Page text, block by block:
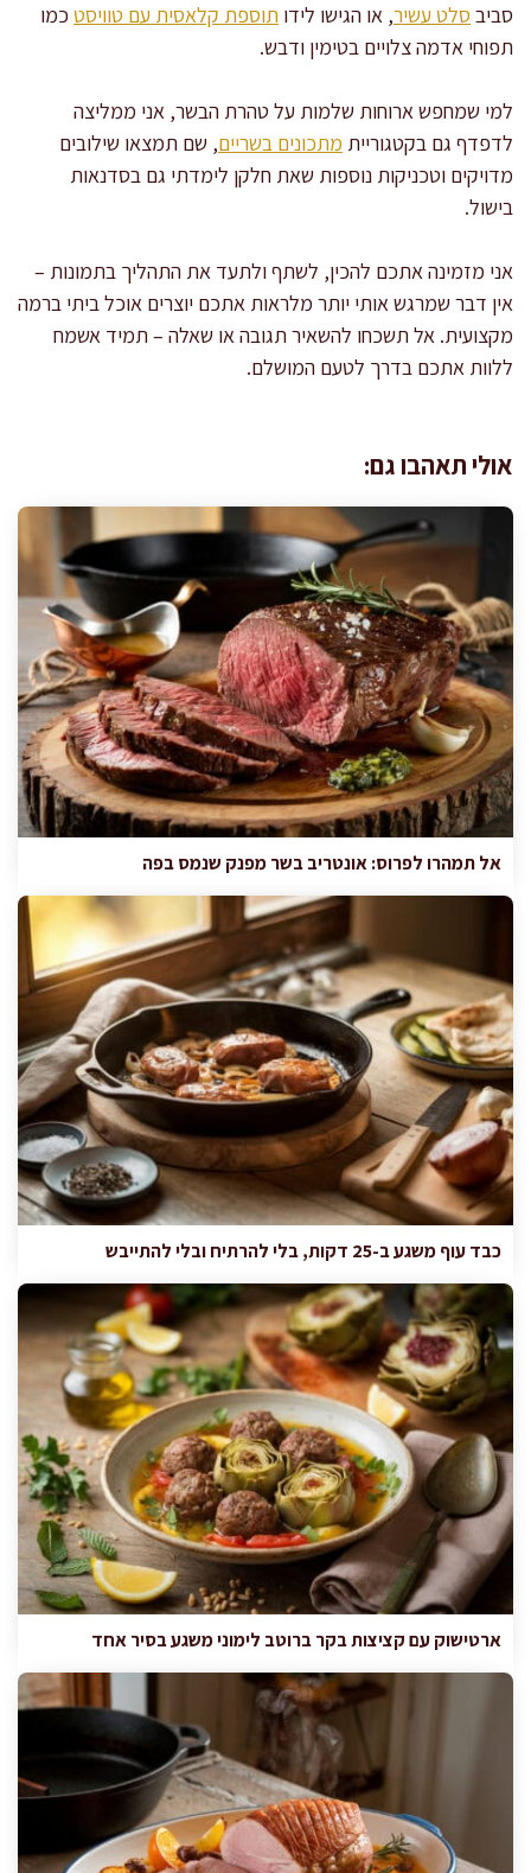
סביב סלט עשיר, או הגישו לידו תוספת קלאסית עם טוויסט כמו
תפוחי אדמה צלויים בטימין ודבש.
למי שמחפש ארוחות שלמות על טהרת הבשר, אני ממליצה
לדפדף גם בקטגוריית מתכונים בשריים, שם תמצאו שילובים
מדויקים וטכניקות נוספות שאת חלקן לימדתי גם בסדנאות
בישול.
אני מזמינה אתכם להכין, לשתף ולתעד את התהליך בתמונות –
אין דבר שמרגש אותי יותר מלראות אתכם יוצרים אוכל ביתי ברמה
מקצועית. אל תשכחו להשאיר תגובה או שאלה – תמיד אשמח
ללוות אתכם בדרך לטעם המושלם.
אולי תאהבו גם:
אל תמהרו לפרוס: אונטריב בשר מפנק שנמס בפה
כבד עוף משגע ב-25 דקות, בלי להרתיח ובלי להתייבש
ארטישוק עם קציצות בקר ברוטב לימוני משגע בסיר אחד